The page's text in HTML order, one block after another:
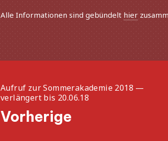
Alle Informationen sind gebün­delt hier
Aufruf zur Sommerakademie 2018 —
verlän­gert bis 20.06.18
Vorherige